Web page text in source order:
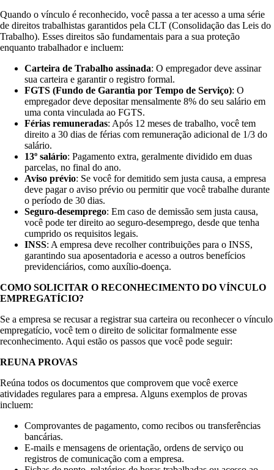
Quando o vínculo é reconhecido, você passa a ter acesso a uma série
de direitos trabalhistas garantidos pela CLT (Consolidação das Leis do
Trabalho). Esses direitos são fundamentais para a sua proteção
enquanto trabalhador e incluem:
Carteira de Trabalho assinada: O empregador deve assinar
sua carteira e garantir o registro formal.
FGTS (Fundo de Garantia por Tempo de Serviço): O
empregador deve depositar mensalmente 8% do seu salário em
uma conta vinculada ao FGTS.
Férias remuneradas: Após 12 meses de trabalho, você tem
direito a 30 dias de férias com remuneração adicional de 1/3 do
salário.
13º salário: Pagamento extra, geralmente dividido em duas
parcelas, no final do ano.
Aviso prévio: Se você for demitido sem justa causa, a empresa
deve pagar o aviso prévio ou permitir que você trabalhe durante
o período de 30 dias.
Seguro-desemprego: Em caso de demissão sem justa causa,
você pode ter direito ao seguro-desemprego, desde que tenha
cumprido os requisitos legais.
INSS: A empresa deve recolher contribuições para o INSS,
garantindo sua aposentadoria e acesso a outros benefícios
previdenciários, como auxílio-doença.
COMO SOLICITAR O RECONHECIMENTO DO VÍNCULO
EMPREGATÍCIO?
Se a empresa se recusar a registrar sua carteira ou reconhecer o vínculo
empregatício, você tem o direito de solicitar formalmente esse
reconhecimento. Aqui estão os passos que você pode seguir:
REUNA PROVAS
Reúna todos os documentos que comprovem que você exerce
atividades regulares para a empresa. Alguns exemplos de provas
incluem:
Comprovantes de pagamento, como recibos ou transferências
bancárias.
E-mails e mensagens de orientação, ordens de serviço ou
registros de comunicação com a empresa.